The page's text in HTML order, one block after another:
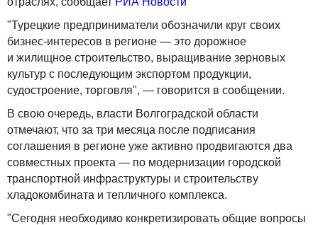
"Турецкие предприниматели обозначили круг своих
бизнес-интересов в регионе — это дорожное
и жилищное строительство, выращивание зерновых
культур с последующим экспортом продукции,
судостроение, торговля", — говорится в сообщении.
В свою очередь, власти Волгоградской области
отмечают, что за три месяца после подписания
соглашения в регионе уже активно продвигаются два
совместных проекта — по модернизации городской
транспортной инфраструктуры и строительству
хладокомбината и тепличного комплекса.
"Сегодня необходимо конкретизировать общие вопросы